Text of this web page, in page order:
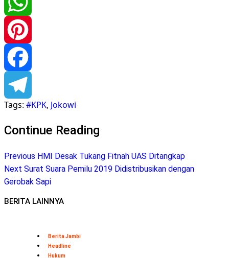
WhatsApp
Pinterest
Facebook
Telegram
Tags: #KPK, Jokowi
Continue Reading
Previous HMI Desak Tukang Fitnah UAS Ditangkap
Next Surat Suara Pemilu 2019 Didistribusikan dengan
Gerobak Sapi
BERITA LAINNYA
Berita Jambi
Headline
Hukum